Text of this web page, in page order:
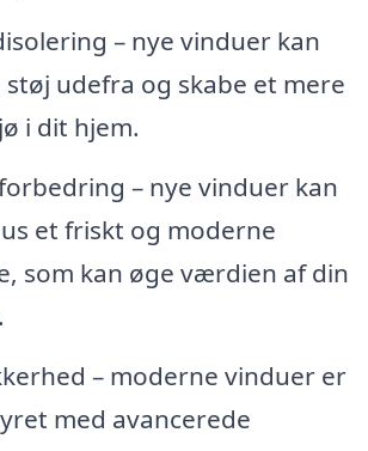
– nye vinduer kan
udefra og skabe et mere
i dit hjem.
– nye vinduer kan
et friskt og moderne
som kan øge værdien af din
– moderne vinduer er
med avancerede